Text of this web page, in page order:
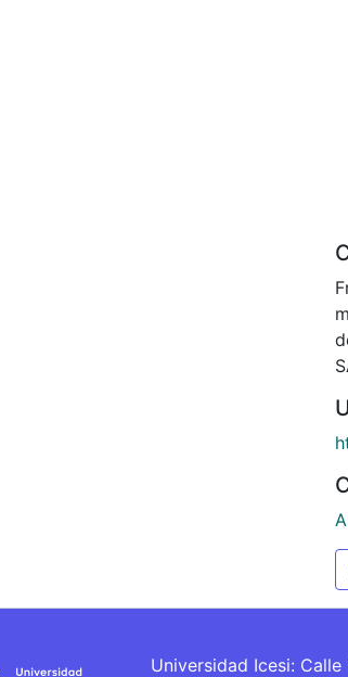
Universidad Icesi: Calle